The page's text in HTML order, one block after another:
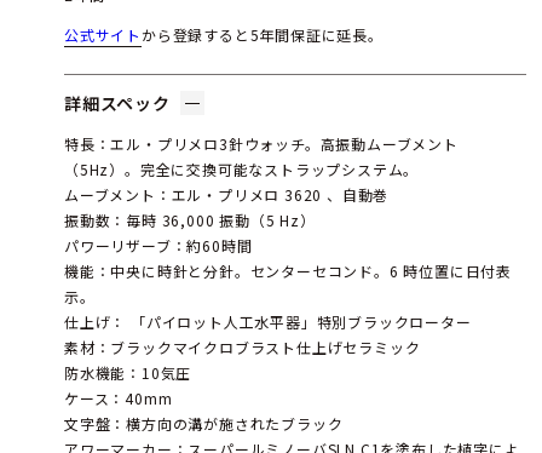
公式サイト から登録すると5年間保証に延長。
詳細スペック
特長：エル・プリメロ3針ウォッチ。高振動ムーブメント
（5Hz）。完全に交換可能なストラップシステム。
ムーブメント：エル・プリメロ 3620 、自動巻
振動数：毎時 36,000 振動（5 Hz）
パワーリザーブ：約60時間
機能：中央に時針と分針。センターセコンド。6 時位置に日付表
示。
仕上げ： 「パイロット人工水平器」特別ブラックローター
素材：ブラックマイクロブラスト仕上げセラミック
防水機能：10気圧
ケース：40mm
文字盤：横方向の溝が施されたブラック